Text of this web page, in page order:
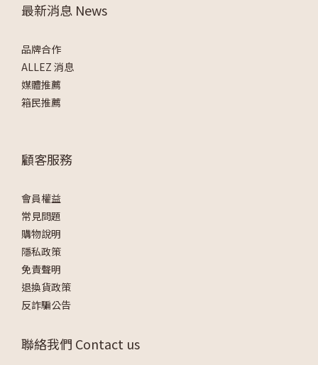
最新消息 News
品牌合作
ALLEZ 消息
媒體推薦
箱民推薦
顧客服務
會員權益
常見問題
購物說明
隱私政策
免責聲明
退換貨政策
反詐騙公告
聯絡我們 Contact us